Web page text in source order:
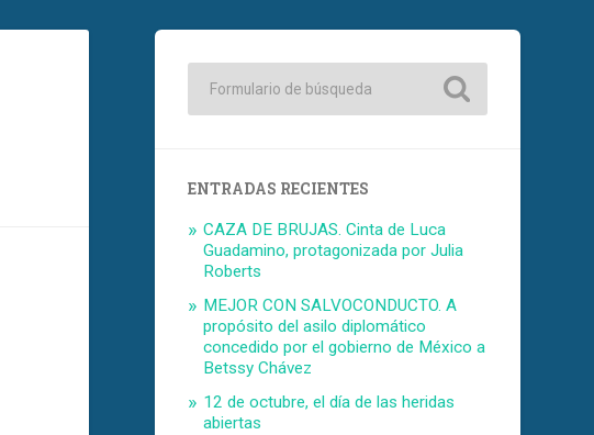
ENTRADAS RECIENTES
CAZA DE BRUJAS. Cinta de Luca
Guadamino, protagonizada por Julia
Roberts
MEJOR CON SALVOCONDUCTO. A
propósito del asilo diplomático
concedido por el gobierno de México a
Betssy Chávez
12 de octubre, el día de las heridas
abiertas